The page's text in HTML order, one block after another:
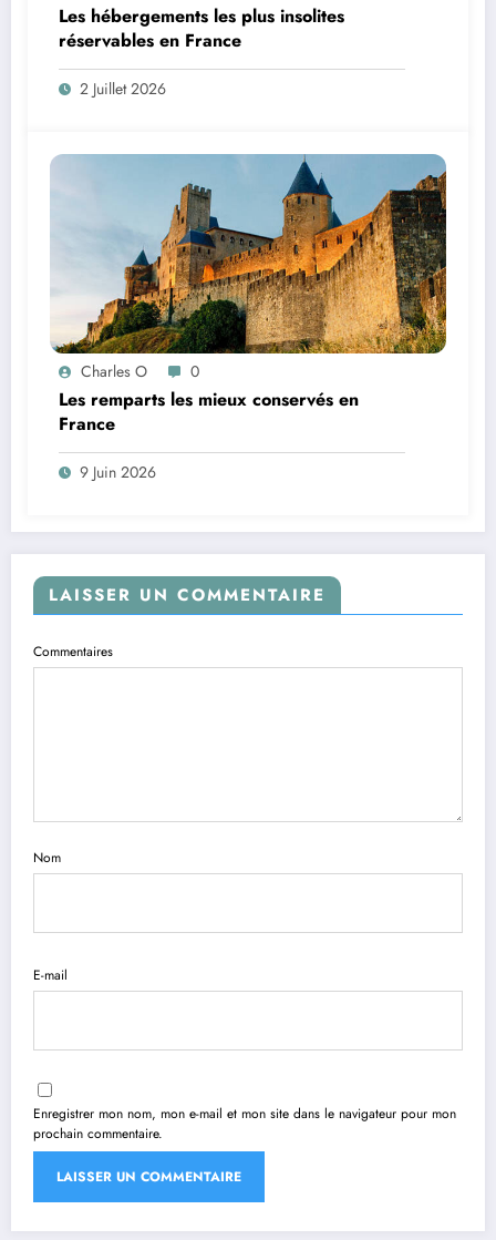
Les hébergements les plus insolites
réservables en France
2 Juillet 2026
Charles O 0
Les remparts les mieux conservés en
France
9 Juin 2026
LAISSER UN COMMENTAIRE
Commentaires
Nom
E-mail
Enregistrer mon nom, mon e-mail et mon site dans le navigateur pour mon
prochain commentaire.